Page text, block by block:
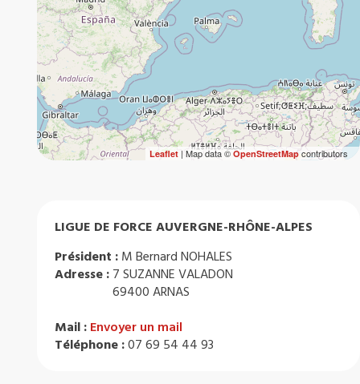
Leaflet| Map data ©OpenStreetMapcontributors
LIGUE DE FORCE AUVERGNE-RHÔNE-ALPES
Président : M Bernard NOHALES
Adresse : 7 SUZANNE VALADON
69400 ARNAS
Mail : Envoyer un mail
Téléphone :07 69 54 44 93